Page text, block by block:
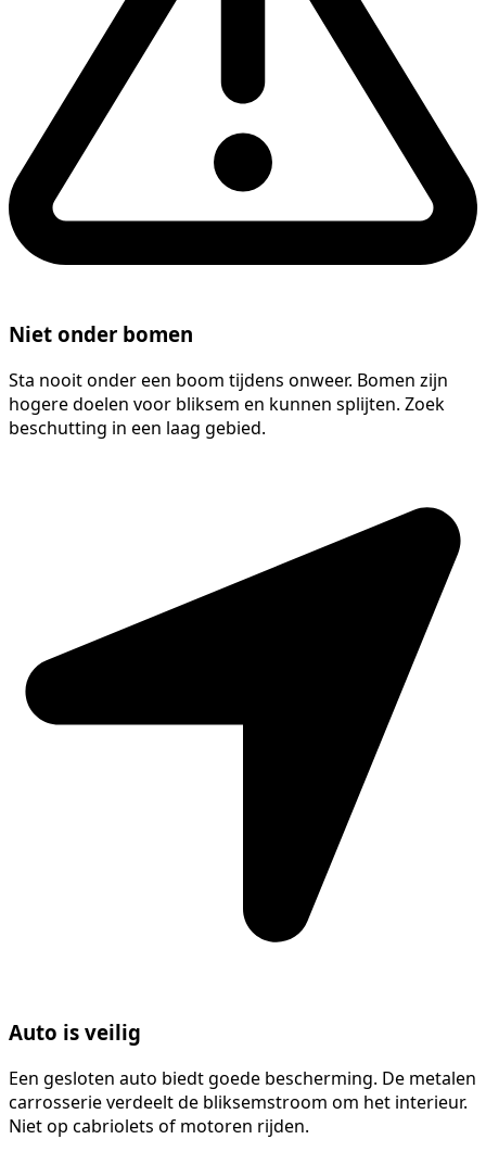
Niet onder bomen
Sta nooit onder een boom tijdens onweer. Bomen zijn
hogere doelen voor bliksem en kunnen splijten. Zoek
beschutting in een laag gebied.
Auto is veilig
Een gesloten auto biedt goede bescherming. De metalen
carrosserie verdeelt de bliksemstroom om het interieur.
Niet op cabriolets of motoren rijden.